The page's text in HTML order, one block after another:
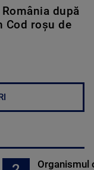
după
Cod roşu de
Organismul